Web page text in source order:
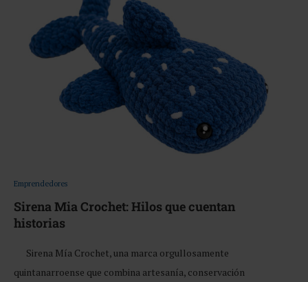
Emprendedores
Sirena Mia Crochet: Hilos que cuentan
historias
Sirena Mía Crochet, una marca orgullosamente
quintanarroense que combina artesanía, conservación